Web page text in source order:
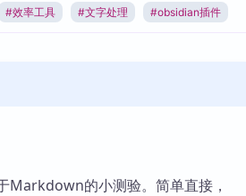
热门链接 Top5
插件
Zettelkasten
#效率工具 #文字处理 #obsidian插件
Markdown的小测验。简单直接，